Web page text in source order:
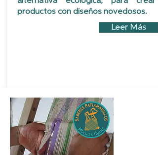
productos con diseños novedosos.
Leer Más